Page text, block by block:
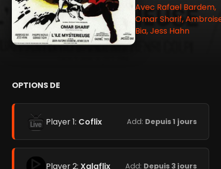
Avec Rafael Bardem,
Omar Sharif,
Bia, Jess Hahn
OPTIONS DE
Player 1: Coflix Add: Depuis 1 jours
Player 2: Xalaflix Add: Depuis 3 jours